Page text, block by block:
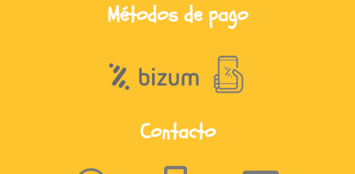
Métodos de pago
Contacto